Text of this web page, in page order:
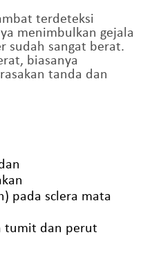
terdeteksi
menimbulkan gejala
sudah sangat berat.
biasanya
tanda dan
pada sclera mata
tumit dan perut